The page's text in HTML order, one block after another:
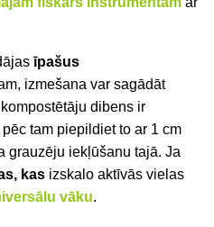
īpašus
izmešana var sagādāt
dibens ir
tam piepildiet to ar 1 cm
grauzēju iekļūšanu tajā. Ja
kas izskalo aktīvās vielas
vāku.